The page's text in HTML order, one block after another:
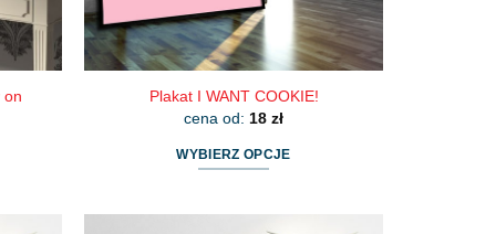
on
Plakat I WANT COOKIE!
cena od: 18 zł
WYBIERZ OPCJE